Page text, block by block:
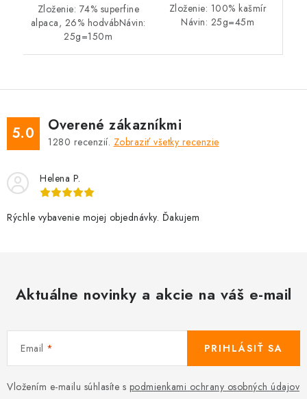
Zloženie: 74% superfine
alpaca, 26% hodvábNávin:
25g=150m
Zloženie: 100% kašmír
Návin: 25g=45m
5.0 Overené zákazníkmi
1280 recenzií. Zobraziť všetky recenzie
Helena P.
Rýchle vybavenie mojej objednávky. Ďakujem
Aktuálne novinky a akcie na váš e-mail
Email
Vložením e-mailu súhlasíte s podmienkami ochrany osobných údajov
PRIHLÁSIŤ SA